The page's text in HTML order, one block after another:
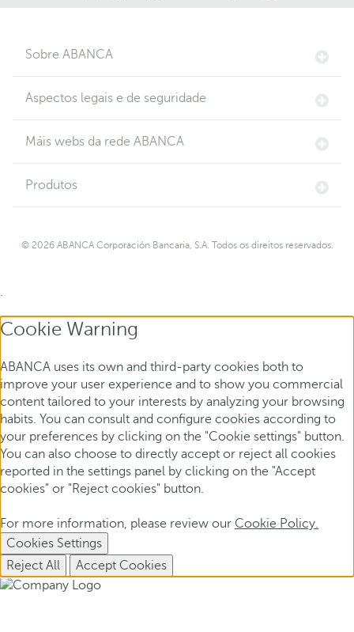
Sobre ABANCA
Aspectos legais e de seguridade
Máis webs da rede ABANCA
Produtos
© 2026 ABANCA Corporación Bancaria, S.A. Todos os direitos reservados.
.
Cookie Warning
ABANCA uses its own and third-party cookies both to
improve your user experience and to show you commercial
content tailored to your interests by analyzing your browsing
habits. You can consult and configure cookies according to
your preferences by clicking on the "Cookie settings" button.
You can also choose to directly accept or reject all cookies
reported in the settings panel by clicking on the "Accept
cookies" or "Reject cookies" button.
For more information, please review our Cookie Policy.
Cookies Settings
Reject All
Accept Cookies